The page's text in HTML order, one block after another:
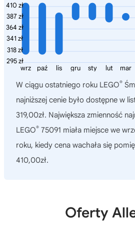
410 zł
387 zł
364 zł
341 zł
318 zł
295 zł
mar
lut
sty
gru
lis
paź
wrz
W ciągu ostatniego roku LEGO®
najniższej cenie było dostępne w
319,00zł. Największa zmienność
LEGO® 75091 miała miejsce we
roku, kiedy cena wachała się
410,00zł.
Oferty